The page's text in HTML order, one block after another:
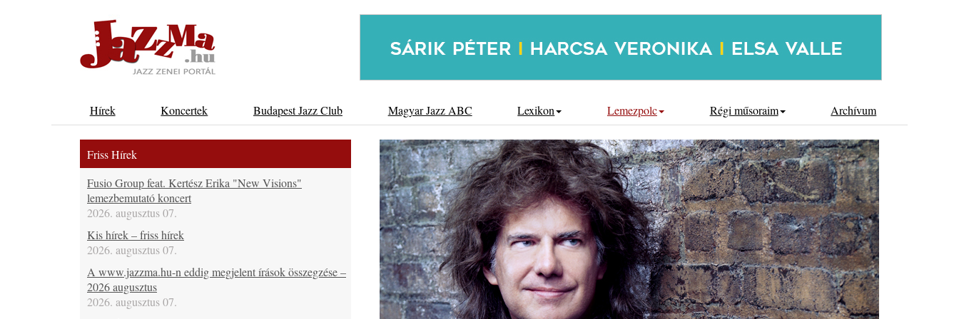
Hírek Koncertek Budapest Jazz Club Magyar Jazz ABC Lexikon Lemezpolc Régi műsoraim Archívum
Friss Hírek
Fusio Group feat. Kertész Erika "New Visions"
lemezbemutató koncert
2026. augusztus 07.
Kis hírek – friss hírek
2026. augusztus 07.
A www.jazzma.hu-n eddig megjelent írások összegzése –
2026 augusztus
2026. augusztus 07.